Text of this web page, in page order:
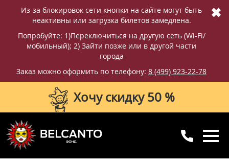
Из-за блокировок сети кнопки на сайте могут быть
неактивны или загрузка билетов замедлена.
Попробуйте: 1)Переключиться на другую сеть (Wi-Fi/
мобильный); 2) Зайти позже или в другой части
города
Заказ можно оформить по телефону: 8 (499) 923-22-78
✖
Хочу скидку 50 %